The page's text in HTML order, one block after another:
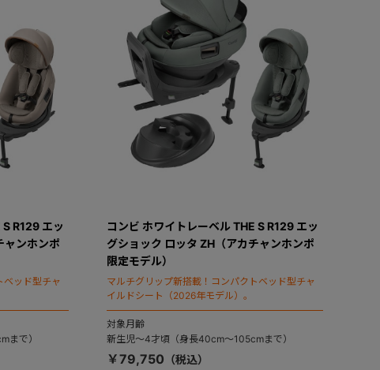
R129 エッ
ャンホンポ
ベッド型チャ
まで）
コンビ ホワイトレーベル THE S R129 エッ
グショック ロッタ ZH（アカチャンホンポ
限定モデル）
マルチグリップ新搭載！コンパクトベッド型チャ
イルドシート（2026年モデル）。
対象月齢
新生児～4才頃（身長40cm～105cmまで）
￥79,750